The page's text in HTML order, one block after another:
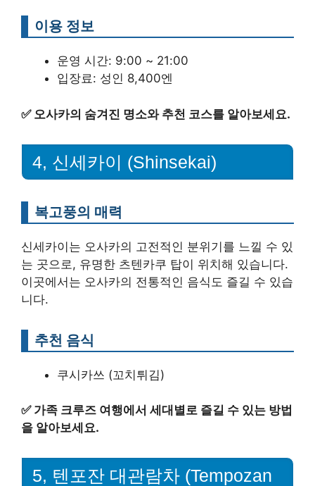
이용 정보
운영 시간: 9:00 ~ 21:00
입장료: 성인 8,400엔
✅ 오사카의 숨겨진 명소와 추천 코스를 알아보세요.
4, 신세카이 (Shinsekai)
복고풍의 매력
신세카이는 오사카의 고전적인 분위기를 느낄 수 있
는 곳으로, 유명한 츠텐카쿠 탑이 위치해 있습니다.
이곳에서는 오사카의 전통적인 음식도 즐길 수 있습
니다.
추천 음식
쿠시카쓰 (꼬치튀김)
✅ 가족 크루즈 여행에서 세대별로 즐길 수 있는 방법
을 알아보세요.
5, 텐포잔 대관람차 (Tempozan